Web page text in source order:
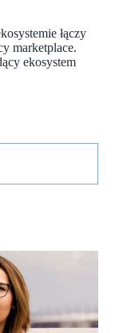
łączy
marketplace.
ekosystem